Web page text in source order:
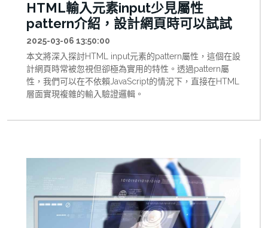
HTML輸入元素input少見屬性
pattern介紹，設計網頁時可以試試
2025-03-06 13:50:00
本文將深入探討HTML input元素的pattern屬性，這個在設
計網頁時常被忽視但卻極為實用的特性。透過pattern屬
性，我們可以在不依賴JavaScript的情況下，直接在HTML
層面實現複雜的輸入驗證邏輯。